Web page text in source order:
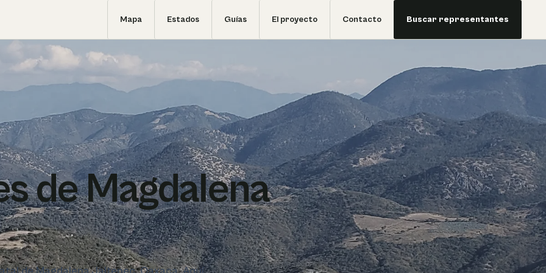
Mapa Estados Guías El proyecto Contacto Buscar representantes
de Magdalena